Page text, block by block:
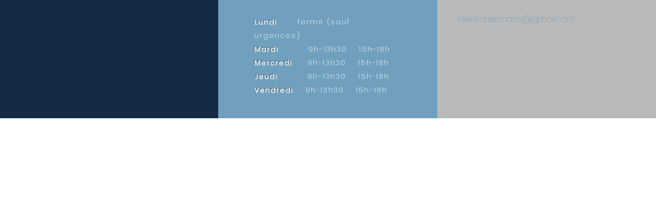
Lundi
fermé (sauf
urgences)
Mardi
9h-13h30 15h-18h
Mercredi
9h-13h30 15h-18h
Jeudi
9h-13h30 15h-18h
Vendredi
9h-13h30 15h-18h
dentistes.maze@gmail.com